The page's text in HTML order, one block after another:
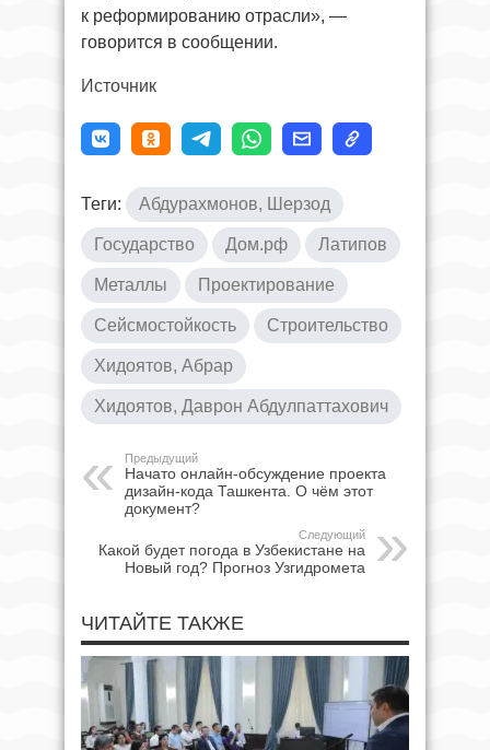
к реформированию отрасли», —
говорится в сообщении.
Источник
Теги: Абдурахмонов, Шерзод
Государство Дом.рф Латипов
Металлы Проектирование
Сейсмостойкость Строительство
Хидоятов, Абрар
Хидоятов, Даврон Абдулпаттахович
Предыдущий
Начато онлайн-обсуждение проекта
дизайн-кода Ташкента. О чём этот
документ?
Следующий
Какой будет погода в Узбекистане на
Новый год? Прогноз Узгидромета
ЧИТАЙТЕ ТАКЖЕ